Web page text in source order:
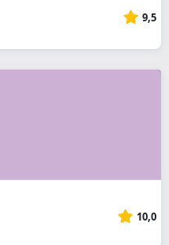
9,5
10,0